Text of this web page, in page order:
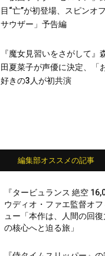
目“亡”が初登場、スピンオ
サウザー」予告編
『魔女見習いをさがして』
田夏菜子が声優に決定、「
好きの3人が初共演
編集部オススメの記事
『タービュランス 絶空
ウディオ・ファエ監督オ
ュー「本作は、人間の回
の核心へと迫る旅」